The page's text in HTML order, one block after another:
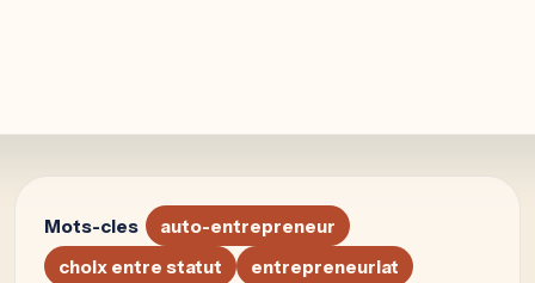
Mots-cles
auto-entrepreneur
choix entre statut
entrepreneuriat